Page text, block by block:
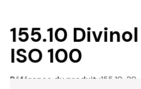
155.10
ISO 100
Référence du produit :155.10-20